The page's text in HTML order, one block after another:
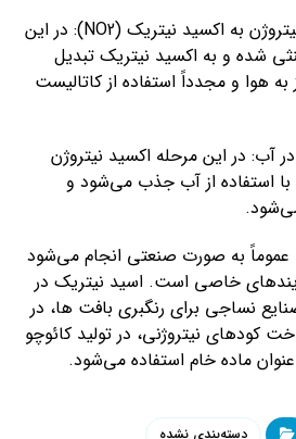
3. اکسیداسیون اکسید نیتروژن به اکسید نیتریک (NO2): در این
شده و به اکسید نیتریک تبدیل
هوا و مجدداً استفاده از کاتالیست
آب: در این مرحله اکسید نیتروژن
با استفاده از آب جذب می‌شود و
عموماً به صورت صنعتی انجام می‌شود
خاصی است. اسید نیتریک در
نساجی برای رنگبری بافت ها، در
کودهای نیتروژنی، در تولید کائوچو
ماده خام استفاده می‌شود.
دسته‌بندی نشده